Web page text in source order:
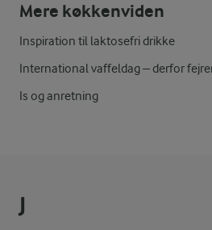
Mere køkkenviden
Inspiration til laktosefri drikke
International vaffeldag – derfor
Is og anretning
J